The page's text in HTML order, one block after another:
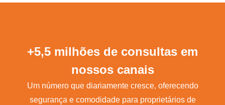
+5,5 milhões de consultas em
nossos canais
Um número que diariamente cresce, oferecendo
segurança e comodidade para proprietários de